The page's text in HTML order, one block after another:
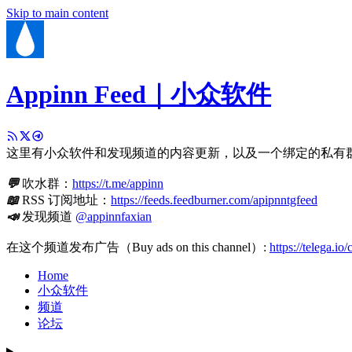
Skip to main content
Appinn Feed｜小众软件
这里有小众软件和发现频道的内容更新，以及一个绑定的私有
💬吹水群： https://t.me/appinn
📖RSS 订阅地址： https://feeds.feedburner.com/apipnntgfeed
📣发现频道 @appinnfaxian
在这个频道发布广告（Buy ads on this channel）: https://telega.io/
Home
小众软件
频道
论坛